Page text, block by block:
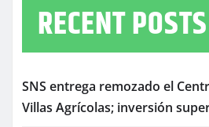
RECENT POSTS
SNS entrega remozado el
Villas Agrícolas; inversión